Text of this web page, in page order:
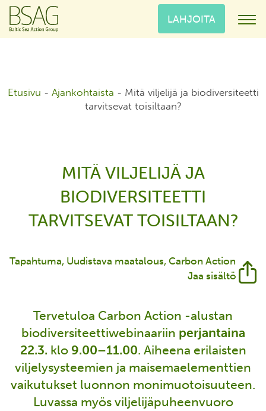
LAHJOITA
Etusivu - Ajankohtaista - Mitä viljelijä ja biodiversiteetti
tarvitsevat toisiltaan?
MITÄ VILJELIJÄ JA
BIODIVERSITEETTI
TARVITSEVAT TOISILTAAN?
Tapahtuma Uudistava maatalous Carbon Action
Jaa sisältö
Tervetuloa Carbon Action -alustan
biodiversiteettiwebinaariin perjantaina
22.3. klo 9.00–11.00. Aiheena erilaisten
viljelysysteemien ja maisemaelementtien
vaikutukset luonnon monimuotoisuuteen.
Luvassa myös viljelijäpuheenvuoro